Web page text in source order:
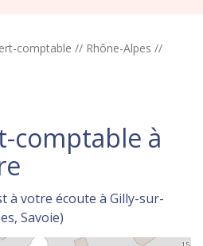
comptable // Rhône-Alpes //
comptable à
à votre écoute à Gilly-sur-
Savoie)